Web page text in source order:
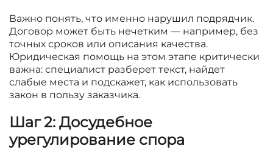
Важно понять, что именно нарушил подрядчик.
Договор может быть нечетким — например, без
точных сроков или описания качества.
Юридическая помощь на этом этапе критически
важна: специалист разберет текст, найдет
слабые места и подскажет, как использовать
закон в пользу заказчика.
Шаг 2: Досудебное
урегулирование спора